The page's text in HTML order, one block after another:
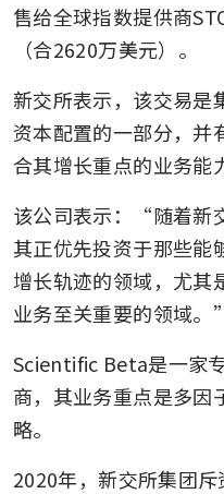
售给全球指数提供商
（合2620万美元）。
新交所表示，该交易是
资本配置的一部分，
合其增长重点的业务能
该公司表示：“随着新
其正优先投资于那些能
增长轨迹的领域，尤其
业务至关重要的领域。”
Scientific Beta是一家
商，其业务重点是多因
略。
2020年，新交所集团